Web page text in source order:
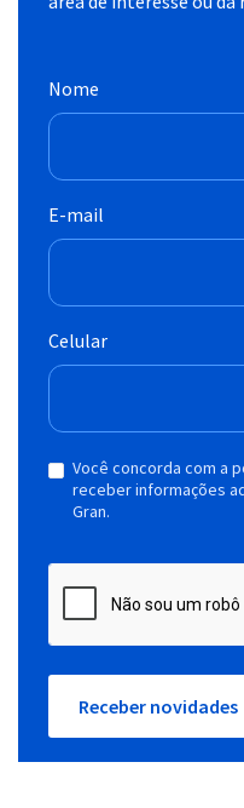
Nome
E-mail
Celular
Você concorda com a
receber informações
Gran.
Receber novidades